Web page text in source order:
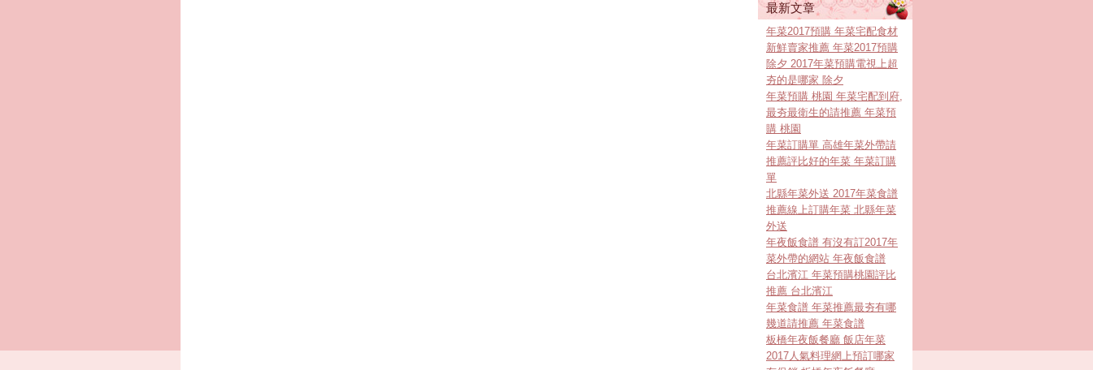
最新文章
年菜2017預購 年菜宅配食材
新鮮賣家推薦 年菜2017預購
除夕 2017年菜預購電視上超
夯的是哪家 除夕
年菜預購 桃園 年菜宅配到府,
最夯最衛生的請推薦 年菜預
購 桃園
年菜訂購單 高雄年菜外帶請
推薦評比好的年菜 年菜訂購
單
北縣年菜外送 2017年菜食譜
推薦線上訂購年菜 北縣年菜
外送
年夜飯食譜 有沒有訂2017年
菜外帶的網站 年夜飯食譜
台北濱江 年菜預購桃園評比
推薦 台北濱江
年菜食譜 年菜推薦最夯有哪
幾道請推薦 年菜食譜
板橋年夜飯餐廳 飯店年菜
2017人氣料理網上預訂哪家